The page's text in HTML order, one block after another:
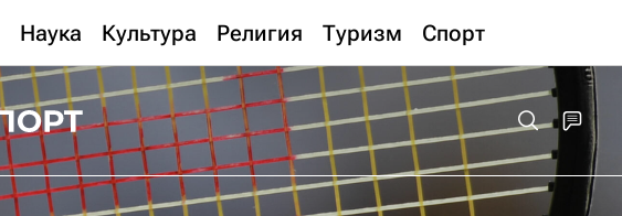
Наука Культура Религия Туризм Спорт